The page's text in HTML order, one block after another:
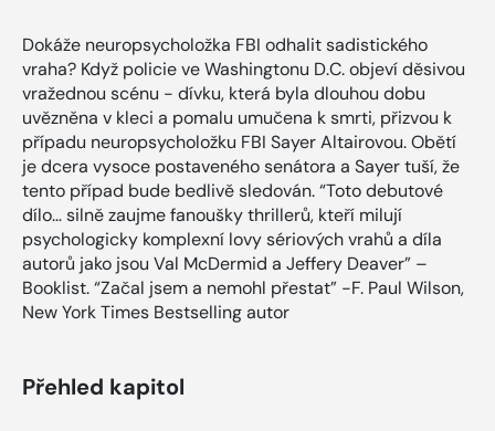
Dokáže neuropsycholožka FBI odhalit sadistického
vraha? Když policie ve Washingtonu D.C. objeví děsivou
vražednou scénu - dívku, která byla dlouhou dobu
uvězněna v kleci a pomalu umučena k smrti, přizvou k
případu neuropsycholožku FBI Sayer Altairovou. Obětí
je dcera vysoce postaveného senátora a Sayer tuší, že
tento případ bude bedlivě sledován. “Toto debutové
dílo… silně zaujme fanoušky thrillerů, kteří milují
psychologicky komplexní lovy sériových vrahů a díla
autorů jako jsou Val McDermid a Jeffery Deaver” –
Booklist. “Začal jsem a nemohl přestat” -F. Paul Wilson,
New York Times Bestselling autor
Přehled kapitol